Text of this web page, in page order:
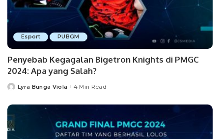
Esport PUBGM
Penyebab Kegagalan Bigetron Knights di PMGC
2024: Apa yang Salah?
PostedLyra Bunga Viola 4 Min Read